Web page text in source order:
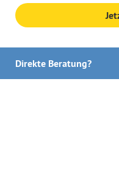
Direkte Beratung?